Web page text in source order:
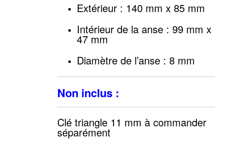
Extérieur : 140 mm x 85 mm
Intérieur de la anse : 99 mm x
47 mm
Diamètre de l’anse : 8 mm
Non inclus :
Clé triangle 11 mm à commander
séparément